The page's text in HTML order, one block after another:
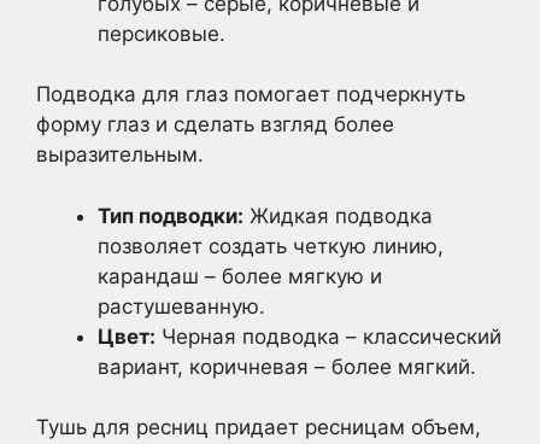
персиковые.
Подводка для глаз помогает подчеркнуть
форму глаз и сделать взгляд более
выразительным.
Тип подводки: Жидкая подводка
позволяет создать четкую линию,
карандаш – более мягкую и
растушеванную.
Цвет: Черная подводка – классический
вариант, коричневая – более мягкий.
Тушь для ресниц придает ресницам объем,